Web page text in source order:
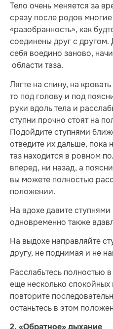
Тело очень меняется за
сразу после родов
«разобранность», как
соединены друг с другом.
себя воедино заново,
области таза.
Лягте на спину, на
то под голову и под
руки вдоль тела и
ступни прочно стоят на
Подойдите ступнями
отведите их дальше, пока
таз находится в ровном
вперед, ни назад, а
вы можете полностью
положении.
На вдохе давите ступнями
одновременно также
На выдохе направляйте
другу, не поднимая и не
Расслабьтесь полностью
еще несколько
повторите
останьтесь в этом